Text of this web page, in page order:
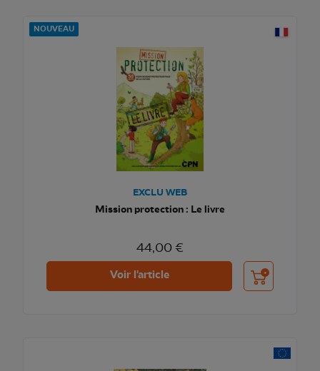
NOUVEAU
EXCLU WEB
Mission protection : Le livre
44,00 €
Voir l'article Ajouter au